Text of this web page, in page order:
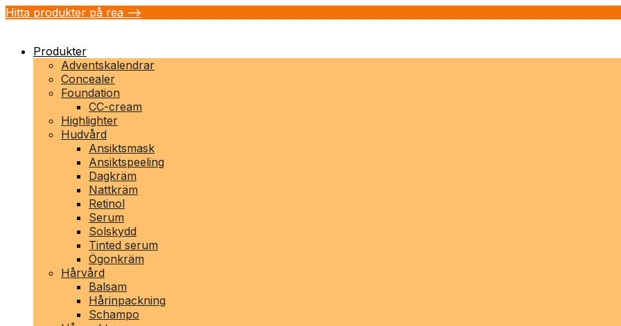
Hitta produkter på rea -->
Produkter
Adventskalendrar
Concealer
Foundation
CC-cream
Highlighter
Hudvård
Ansiktsmask
Ansiktspeeling
Dagkräm
Nattkräm
Retinol
Serum
Solskydd
Tinted serum
Ögonkräm
Hårvård
Balsam
Hårinpackning
Schampo